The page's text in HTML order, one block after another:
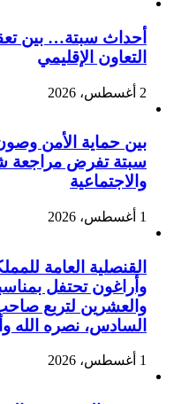
أحداث سبتة… بين
التعاون الإقليمي
2 أغسطس، 2026
بين حماية الأمن
سبتة تفرض مراجعة
والاجتماعية
1 أغسطس، 2026
القنصلية العامة
وأراغون تحتفل
والعشرين لتربع
السادس، نصره الله
1 أغسطس، 2026